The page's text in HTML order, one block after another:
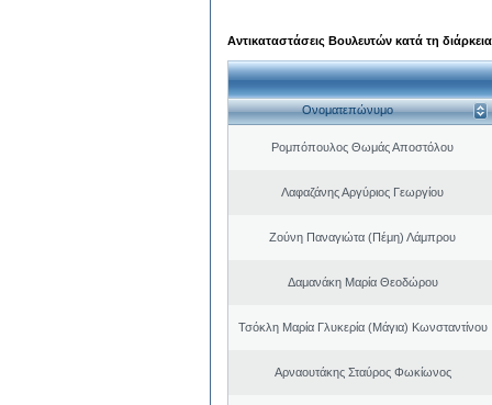
Αντικαταστάσεις Βουλευτών κατά τη
Ονοματεπώνυμο
Ρομπόπουλος Θωμάς Αποστόλου
Λαφαζάνης Αργύριος Γεωργίου
Ζούνη Παναγιώτα (Πέμη) Λάμπρου
Δαμανάκη Μαρία Θεοδώρου
Τσόκλη Μαρία Γλυκερία (Μάγια) Κωνσταντίνου
Αρναουτάκης Σταύρος Φωκίωνος